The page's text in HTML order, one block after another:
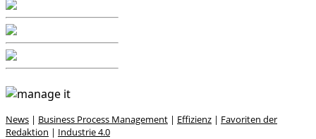
News | Business Process Management | Effizienz | Favoriten der
Redaktion | Industrie 4.0